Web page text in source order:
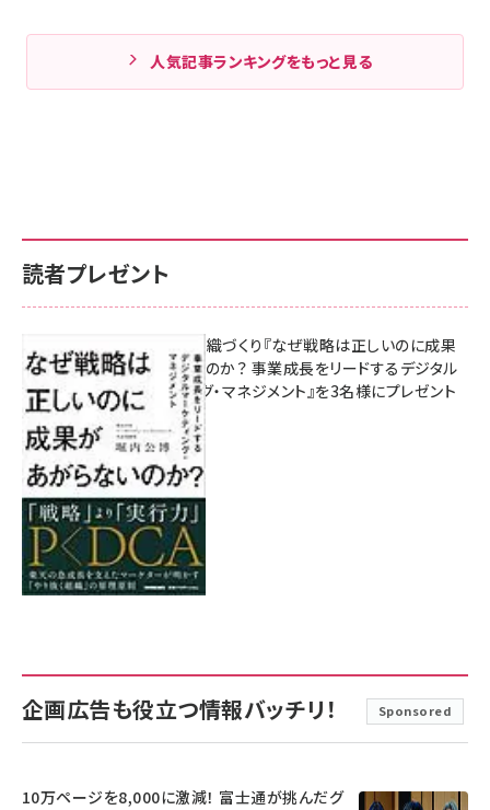
企画広告も役立つ情報バッチリ！ Sponsored
10万ページを8,000に激減！ 富士通が挑んだグ
人気記事ランキングをもっと見る
読者プレゼント
成果を生む組織づくり『なぜ戦略は正しいのに成果
があがらないのか？ 事業成長をリードするデジタル
マーケティング・マネジメント』を3名様にプレゼント
8月7日 10:00